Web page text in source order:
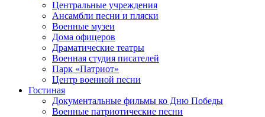
Центральные учреждения
Ансамбли песни и пляски
Военные музеи
Дома офицеров
Драматические театры
Военная студия писателей
Парк «Патриот»
Центр военной песни
Гостиная
Документальные фильмы ко Дню Победы
Военные патриотические песни